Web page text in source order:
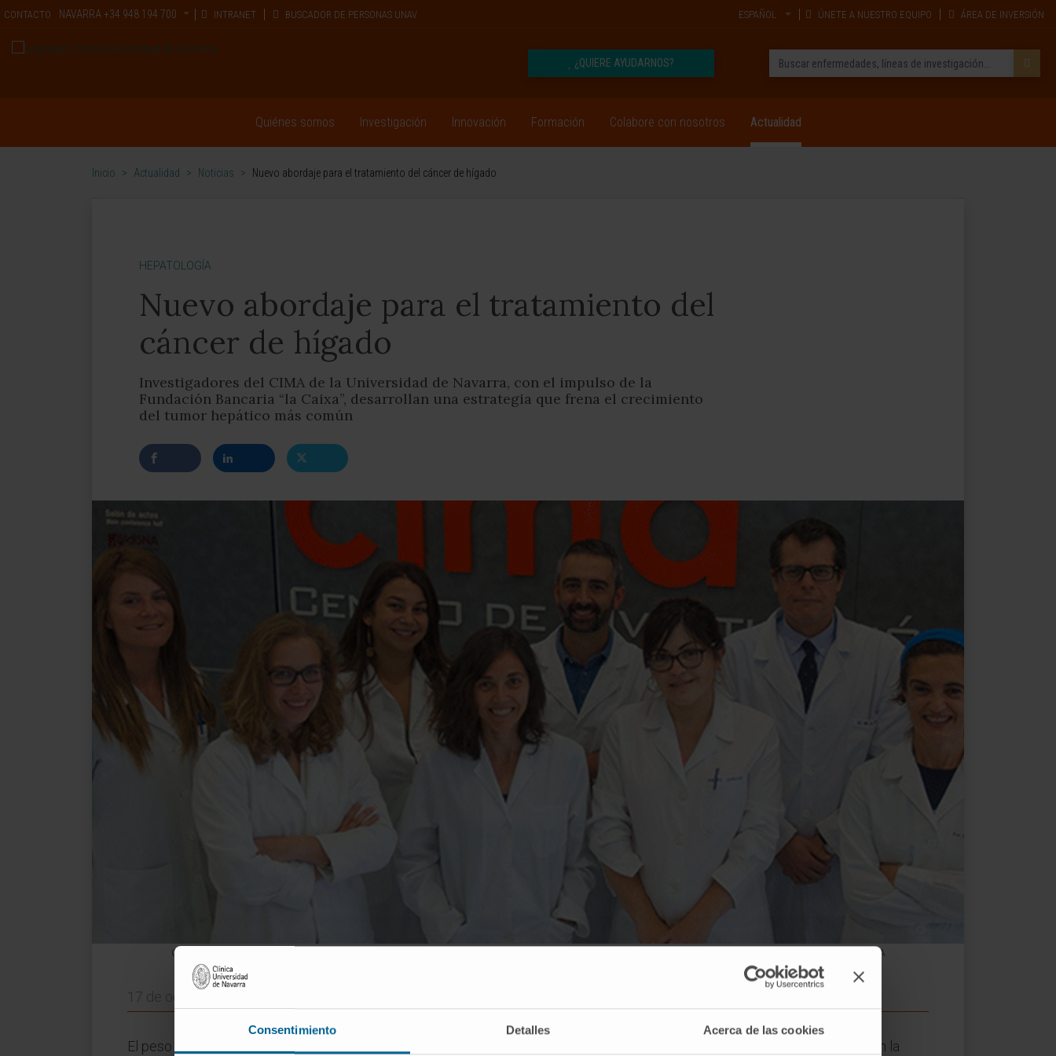
Consentimiento Detalles Acerca de las cookies
CONTACTO NAVARRA +34 948 194 700 INTRANET BUSCADOR DE PERSONAS UNAV ESPAÑOL ÚNETE A NUESTRO EQUIPO ÁREA DE INVERSIÓN
¿QUIERE AYUDARNOS?
Quiénes somos Investigación Innovación Formación Colabore con nosotros Actualidad
Inicio > Actualidad > Noticias > Nuevo abordaje para el tratamiento del cáncer de hígado
HEPATOLOGÍA
Nuevo abordaje para el tratamiento del
cáncer de hígado
Investigadores del CIMA de la Universidad de Navarra, con el impulso de la
Fundación Bancaria “la Caixa”, desarrollan una estrategia que frena el crecimiento
del tumor hepático más común
Gloria Álvarez, Leticia Colyn, Marina Bárcena, Raquel Urtasun, Iker Uriarte, Maite García, Matías Ávila, Carmen Berasain y Laura Álvarez, del Programa de Hepatología del CIMA
17 de octubre de 2018
El peso de las enfermedades hepáticas crónicas en Europa se ha incrementado significativamente en las últimas décadas. En la